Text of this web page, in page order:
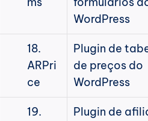
WordPress
ARPri
ce
Plugin de
de preços do
WordPress
Plugin de